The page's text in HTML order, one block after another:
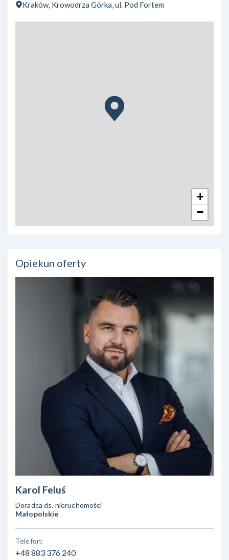
Kraków, Krowodrza Górka, ul. Pod Fortem
+
−
Opiekun oferty
Karol Feluś
Doradca ds. nieruchomości
Małopolskie
Telefon:
+48 883 376 240